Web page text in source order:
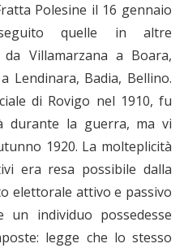
Polesine il 16 gennaio
quelle in altre
Villamarzana a Boara,
Lendinara, Badia, Bellino.
di Rovigo nel 1910, fu
durante la guerra, ma vi
1920. La molteplicità
era resa possibile dalla
elettorale attivo e passivo
individuo possedesse
legge che lo stesso